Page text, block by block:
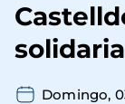
Domingo,